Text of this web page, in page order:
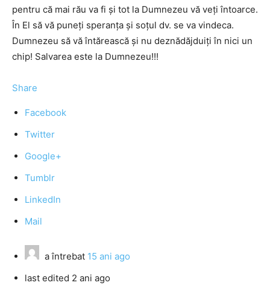
pentru că mai rău va fi şi tot la Dumnezeu vă veţi întoarce.
În El să vă puneţi speranţa şi soţul dv. se va vindeca.
Dumnezeu să vă întărească şi nu deznădăjduiţi în nici un
chip! Salvarea este la Dumnezeu!!!
Share
Facebook
Twitter
Google+
Tumblr
LinkedIn
Mail
a întrebat 15 ani ago
last edited 2 ani ago